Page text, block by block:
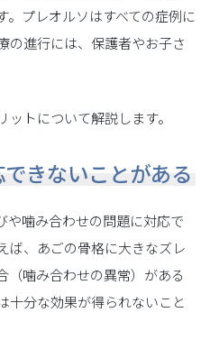
。プレオルソはすべての症例に
の進行には、保護者やお子さ
トについて解説します。
きないことがある
や噛み合わせの問題に対応で
ば、あごの骨格に大きなズレ
（噛み合わせの異常）がある
十分な効果が得られないこと